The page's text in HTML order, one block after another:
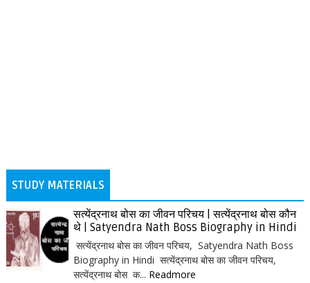
STUDY MATERIALS
सत्येंद्रनाथ बोस का जीवन परिचय | सत्येंद्रनाथ बोस कौन
थे | Satyendra Nath Boss Biography in Hindi
सत्येंद्रनाथ बोस का जीवन परिचय, Satyendra Nath Boss
Biography in Hindi सत्येंद्रनाथ बोस का जीवन परिचय,
सत्येंद्रनाथ बोस क... Readmore